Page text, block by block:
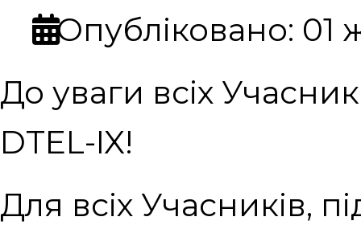
Опубліковано: 01
До уваги всіх
DTEL-IX!
Для всіх Учасників,